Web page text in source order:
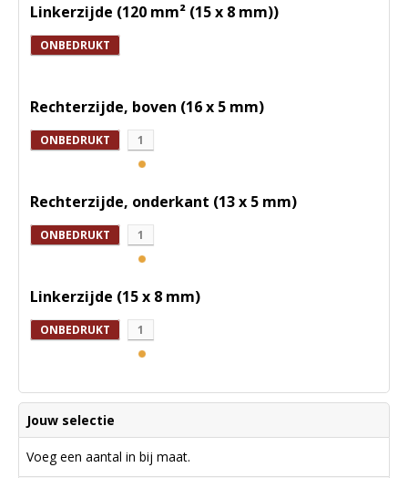
Linkerzijde (120 mm² (15 x 8 mm))
ONBEDRUKT
Rechterzijde, boven (16 x 5 mm)
ONBEDRUKT 1
Rechterzijde, onderkant (13 x 5 mm)
ONBEDRUKT 1
Linkerzijde (15 x 8 mm)
ONBEDRUKT 1
Jouw selectie
Voeg een aantal in bij maat.